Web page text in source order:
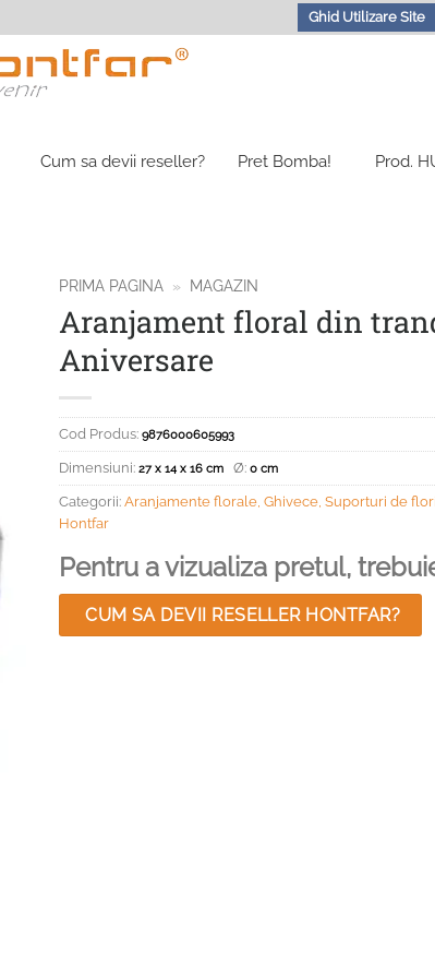
Ghid Utilizare Site
Cum sa devii reseller? Pret Bomba! Prod.
PRIMA PAGINA » MAGAZIN
Aranjament floral din
Aniversare
Cod Produs: 9876000605993
Dimensiuni: 27 x 14 x 16 cm Ø: 0 cm
Categorii: Aranjamente florale, Ghivece, Suporturi de
Hontfar
Pentru a vizualiza pretul,
CUM SA DEVII RESELLER HONTFAR?